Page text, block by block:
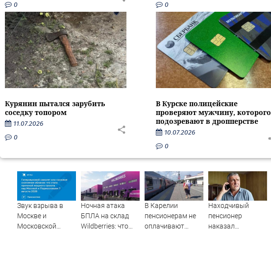
0
0
Курянин пытался зарубить
соседку топором
11.07.2026
0
В Курске полицейские
проверяют мужчину, которого
подозревают в дропперстве
10.07.2026
0
Звук взрыва в
Москве и
Московской
Ночная атака
БПЛА на склад
Wildberries: что
В Карелии
пенсионерам не
оплачивают
Находчивый
пенсионер
наказал